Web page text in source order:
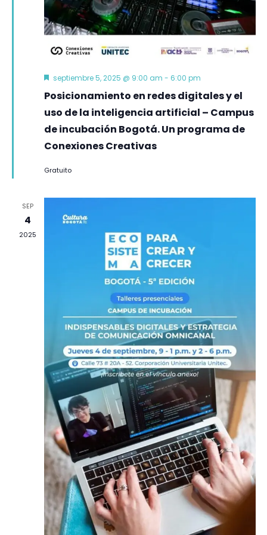
Destacado
septiembre 5, 2025 @ 9:00 am - 6:00 pm
Posicionamiento en redes digitales y el
uso de la inteligencia artificial – Campus
de incubación Bogotá. Un programa de
Conexiones Creativas
Gratuito
SEP
4
2025